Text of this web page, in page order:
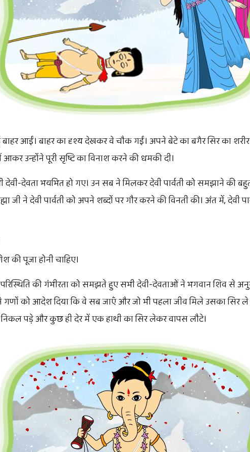
बाहर आईं। बाहर का दृश्य देखकर वे चौक गईं। अपने बेटे का बगैर सिर का
उन्होंने पूरी सृष्टि का विनाश करने की धमकी दी।
देवी-देवता भयभित हो गए। उन सब ने मिलकर देवी पार्वती को समझाने
जी ने देवी पार्वती को अपने शब्दों पर गौर करने की विनती की। अंत में, देवी
पूजा होनी चाहिए।
की गंभीरता को समझते हुए सभी देवी-देवताओं ने भगवान शिव से
गणों को आदेश दिया कि वे सब जाएँ और जो भी पहला जीव मिले उसका सिर
पड़े और कुछ ही देर में एक हाथी का सिर लेकर वापस लौटे।